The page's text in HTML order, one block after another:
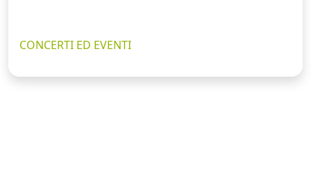
CONCERTI ED EVENTI